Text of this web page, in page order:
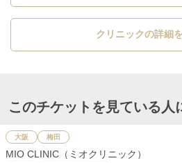
クリニックの詳細
このチケットを見ている人
大阪 梅田
MIO CLINIC（ミオクリニック）